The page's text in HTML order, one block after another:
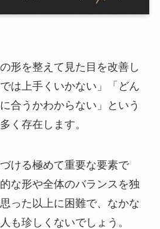
形を整えて見た目を改善し
は上手くいかない」「どん
合うかわからない」という
く存在します。
ける極めて重要な要素で
な形や全体のバランスを独
った以上に困難で、なかな
も珍しくないでしょう。